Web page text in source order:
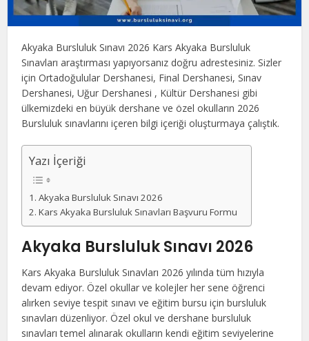
Akyaka Bursluluk Sınavı 2026 Kars Akyaka Bursluluk
Sınavları araştırması yapıyorsanız doğru adrestesiniz. Sizler
için Ortadoğulular Dershanesi, Final Dershanesi, Sınav
Dershanesi, Uğur Dershanesi , Kültür Dershanesi gibi
ülkemizdeki en büyük dershane ve özel okulların 2026
Bursluluk sınavlarını içeren bilgi içeriği oluşturmaya çalıştık.
Yazı İçeriği
Akyaka Bursluluk Sınavı 2026
Kars Akyaka Bursluluk Sınavları Başvuru Formu
Akyaka Bursluluk Sınavı 2026
Kars Akyaka Bursluluk Sınavları 2026 yılında tüm hızıyla
devam ediyor. Özel okullar ve kolejler her sene öğrenci
alırken seviye tespit sınavı ve eğitim bursu için bursluluk
sınavları düzenliyor. Özel okul ve dershane bursluluk
sınavları temel alınarak okulların kendi eğitim seviyelerine